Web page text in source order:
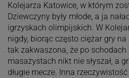
Kolejarza Katowice, w którym
Dziewczyny były młode, a ja
igrzyskach olimpijskich. W
nigdy, biorąc często ciężar gry na
tak zakwaszona, że po schodach
masażystach nikt nie słyszał, a
długie mecze. Inna